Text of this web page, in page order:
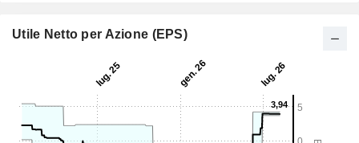
Utile Netto per Azione (EPS)